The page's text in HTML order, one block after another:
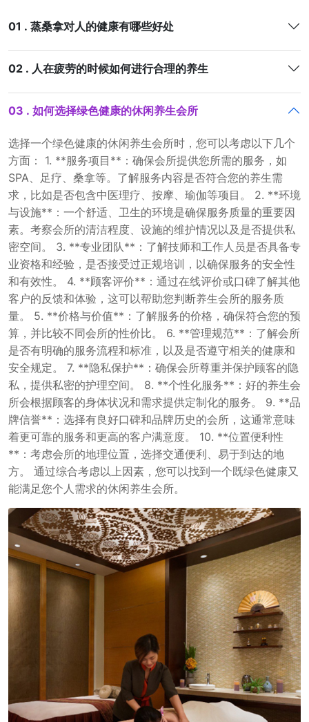
01 . 蒸桑拿对人的健康有哪些好处
02 . 人在疲劳的时候如何进行合理的养生
03 . 如何选择绿色健康的休闲养生会所
选择一个绿色健康的休闲养生会所时，您可以考虑以下几个
方面： 1. **服务项目**：确保会所提供您所需的服务，如
SPA、足疗、桑拿等。了解服务内容是否符合您的养生需
求，比如是否包含中医理疗、按摩、瑜伽等项目。 2. **环境
与设施**：一个舒适、卫生的环境是确保服务质量的重要因
素。考察会所的清洁程度、设施的维护情况以及是否提供私
密空间。 3. **专业团队**：了解技师和工作人员是否具备专
业资格和经验，是否接受过正规培训，以确保服务的安全性
和有效性。 4. **顾客评价**：通过在线评价或口碑了解其他
客户的反馈和体验，这可以帮助您判断养生会所的服务质
量。 5. **价格与价值**：了解服务的价格，确保符合您的预
算，并比较不同会所的性价比。 6. **管理规范**：了解会所
是否有明确的服务流程和标准，以及是否遵守相关的健康和
安全规定。 7. **隐私保护**：确保会所尊重并保护顾客的隐
私，提供私密的护理空间。 8. **个性化服务**：好的养生会
所会根据顾客的身体状况和需求提供定制化的服务。 9. **品
牌信誉**：选择有良好口碑和品牌历史的会所，这通常意味
着更可靠的服务和更高的客户满意度。 10. **位置便利性
**：考虑会所的地理位置，选择交通便利、易于到达的地
方。 通过综合考虑以上因素，您可以找到一个既绿色健康又
能满足您个人需求的休闲养生会所。